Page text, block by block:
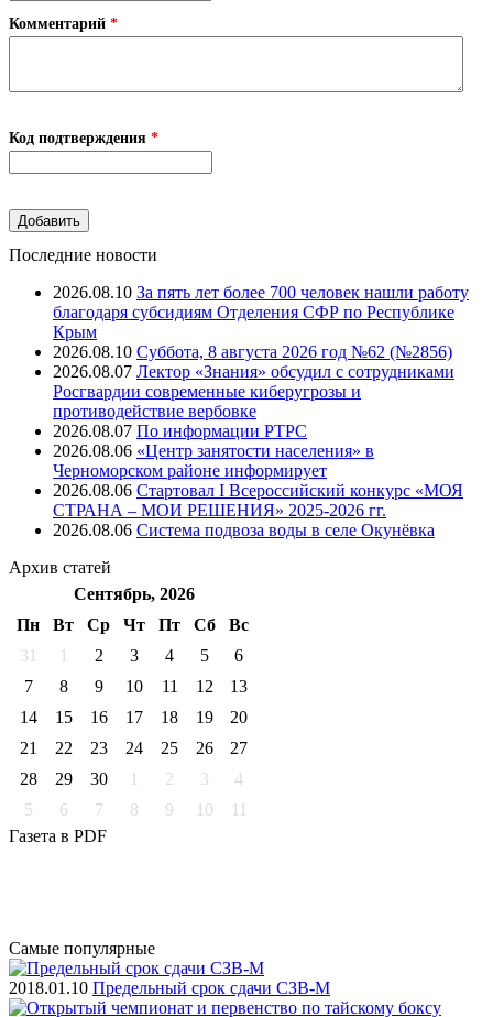
Комментарий *
Код подтверждения *
Последние новости
2026.08.10 За пять лет более 700 человек нашли работу
благодаря субсидиям Отделения СФР по Республике
Крым
2026.08.10 Суббота, 8 августа 2026 год №62 (№2856)
2026.08.07 Лектор «Знания» обсудил с сотрудниками
Росгвардии современные киберугрозы и
противодействие вербовке
2026.08.07 ⁠По информации РТРС
2026.08.06 «Центр занятости населения» в
Черноморском районе информирует
2026.08.06 Стартовал I Всероссийский конкурс «МОЯ
СТРАНА – МОИ РЕШЕНИЯ» 2025-2026 гг.
2026.08.06 Система подвоза воды в селе Окунёвка
Архив статей
Сентябрь, 2026
Пн
Вт Ср Чт Пт Cб
Вс
31
1 2 3 4 5
6
7
8 9 10 11 12
13
14
15 16 17 18 19
20
21
22 23 24 25 26
27
28
29 30 1 2 3
4
5
6 7 8 9 10
11
Газета в PDF
Самые популярные
2018.01.10 Предельный срок сдачи СЗВ-М